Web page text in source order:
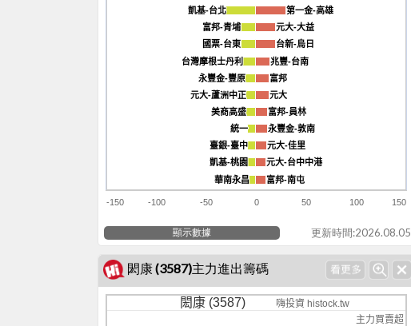
第一金-高雄
第一金-高雄
元大-大益
元大-大益
台新-烏日
台新-烏日
兆豐-台南
兆豐-台南
富邦
富邦
元大
元大
富邦-員林
富邦-員林
永豐金-敦南
永豐金-敦南
元大-佳里
元大-佳里
元大-台中中港
元大-台中中港
富邦-南屯
富邦-南屯
凱基-台北
凱基-台北
富邦-青埔
富邦-青埔
國票-台東
國票-台東
台灣摩根士丹利
台灣摩根士丹利
永豐金-豐原
永豐金-豐原
元大-蘆洲中正
元大-蘆洲中正
美商高盛
美商高盛
統一
統一
臺銀-臺中
臺銀-臺中
凱基-桃園
凱基-桃園
華南永昌
華南永昌
-100 -50 0 50 100
-150 150
顯示數據 更新時間:2026.08.05
閎康 (3587)主力進出籌碼
主力買賣超
閎康 (3587) 嗨投資 histock.tw